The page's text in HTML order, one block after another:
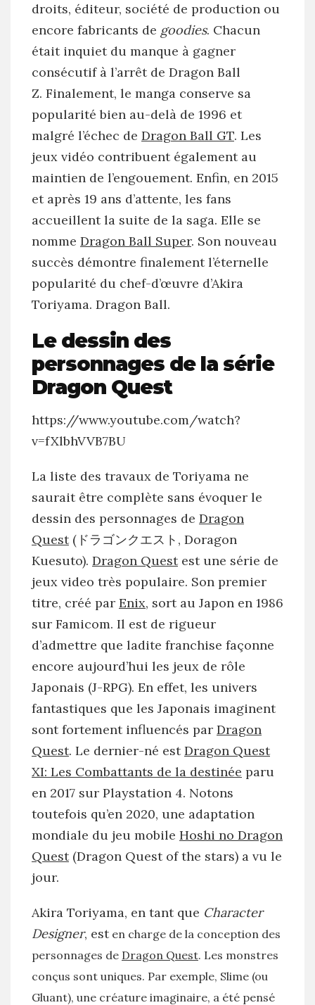
droits, éditeur, société de production ou
encore fabricants de goodies. Chacun
était inquiet du manque à gagner
consécutif à l’arrêt de Dragon Ball
Z. Finalement, le manga conserve sa
popularité bien au-delà de 1996 et
malgré l’échec de Dragon Ball GT. Les
jeux vidéo contribuent également au
maintien de l’engouement. Enfin, en 2015
et après 19 ans d’attente, les fans
accueillent la suite de la saga. Elle se
nomme Dragon Ball Super. Son nouveau
succès démontre finalement l’éternelle
popularité du chef-d’œuvre d’Akira
Toriyama. Dragon Ball.
Le dessin des
personnages de la série
Dragon Quest
https://www.youtube.com/watch?
v=fXlbhVVB7BU
La liste des travaux de Toriyama ne
saurait être complète sans évoquer le
dessin des personnages de Dragon
Quest(ドラゴンクエスト, Doragon
Kuesuto). Dragon Questest une série de
jeux video très populaire. Son premier
titre, créé par Enix, sort au Japon en 1986
sur Famicom. Il est de rigueur
d’admettre que ladite franchise façonne
encore aujourd’hui les jeux de rôle
Japonais (J-RPG). En effet, les univers
fantastiques que les Japonais imaginent
sont fortement influencés par Dragon
Quest. Le dernier-né estDragon Quest
XI: Les Combattants de la destinée paru
en 2017 sur Playstation 4. Notons
toutefois qu’en 2020, une adaptation
mondiale du jeu mobile Hoshi no Dragon
Quest(Dragon Quest of the stars) a vu le
jour.
Akira Toriyama, en tant que Character
Designer, esten charge de la conception des
personnages de Dragon Quest. Les monstres
conçus sont uniques. Par exemple, Slime (ou
Gluant), une créature imaginaire, a été pensé